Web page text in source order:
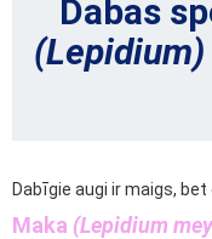
Dabas
(Lepidium)
Dabīgie augi ir maigs,
Maka (Lepidium